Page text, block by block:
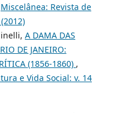
Miscelânea: Revista de
A DAMA DAS
DE JANEIRO:
(1856-1860) ,
e Vida Social: v. 14